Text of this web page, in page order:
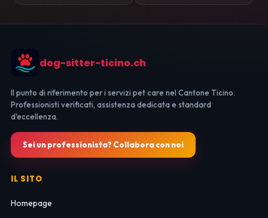
dog-sitter-ticino.ch
Il punto di riferimento per i servizi pet care nel Cantone Ticino.
Professionisti verificati, assistenza dedicata e standard
d'eccellenza.
Sei un professionista? Collabora con noi
IL SITO
Homepage